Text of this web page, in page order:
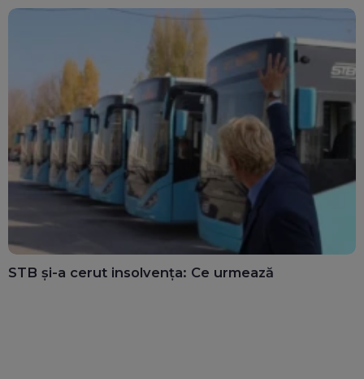
STB și-a cerut insolvența: Ce urmează